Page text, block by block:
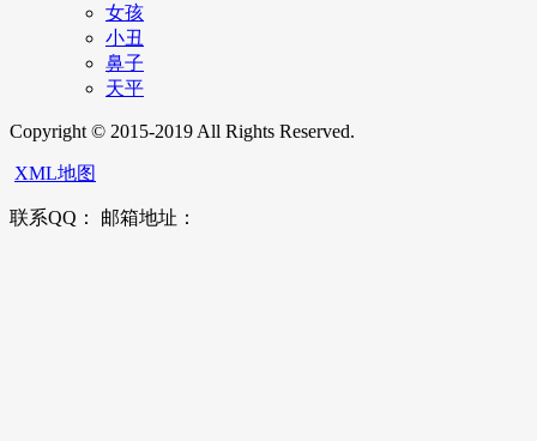
女孩
小丑
鼻子
天平
Copyright © 2015-2019 All Rights Reserved.
XML地图
联系QQ： 邮箱地址：